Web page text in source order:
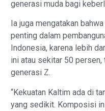
generasi muda bagi
Ia juga mengatakan
penting dalam
Indonesia, karena lebih
ini atau sekitar 50
generasi Z.
“Kekuatan Kaltim ada di
yang sedikit. Komposisi